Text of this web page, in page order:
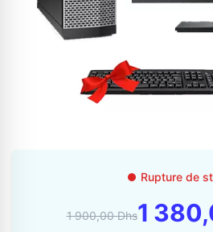
Appelez-nous au
06 37 08 07 06
06 36 88 27 81Rupture de
1 900,00 Dhs1